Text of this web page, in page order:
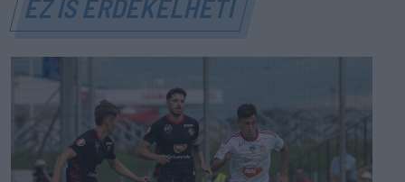
EZ IS ÉRDEKELHETI